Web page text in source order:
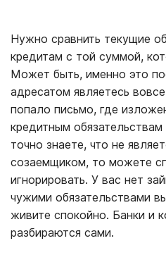
Нужно сравнить текущие
кредитам с той суммой,
Может быть, именно это
адресатом являетесь
попало письмо, где
кредитным
точно знаете, что не
созаемщиком, то можете
игнорировать. У вас нет
чужими обязательствами
живите спокойно. Банки и
разбираются сами.